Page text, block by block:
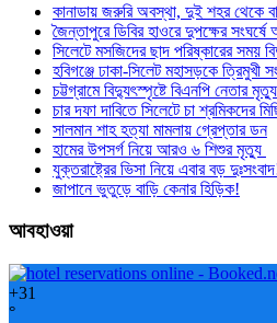
কানাডায় জরুরি অবস্থা, দুই শহর থেকে
জৈন্তাপুরে ডিবির হাওরে দুপক্ষের
সিলেটে মসজিদের ছাদ পরিষ্কারের সময়
হবিগঞ্জে ঢাকা-সিলেট মহাসড়কে ত্রিমুখী
চট্টগ্রামে বিদ্যুৎস্পৃষ্টে বিএনপি নেতার মৃত্যু
চার দফা দাবিতে সিলেটে চা শ্রমিকদের
সালমান শাহ হত্যা মামলায় গ্রেপ্তার ডন
হামের উপসর্গ নিয়ে আরও ৬ শিশুর মৃত্যু
যুক্তরাষ্ট্রের ভিসা নিয়ে এবার বড়
জাপানে ভুতুড়ে বাড়ি কেনার হিড়িক!
আবহাওয়া
+31
°